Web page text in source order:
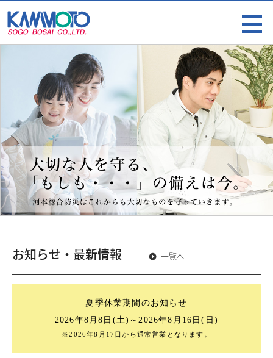
お知らせ・最新情報 一覧へ
夏季休業期間のお知らせ
2026年8月8日(土)～2026年8月16日(日)
※2026年8月17日から通常営業となります。